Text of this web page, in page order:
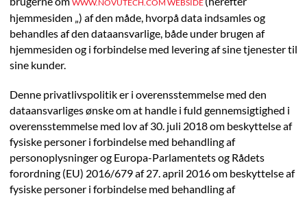
WWW.NOVUTECH.COM WEBSIDE
hjemmesiden „) af den måde, hvorpå data indsamles og
behandles af den dataansvarlige, både under brugen af
hjemmesiden og i forbindelse med levering af sine tjenester til
sine kunder.
Denne privatlivspolitik er i overensstemmelse med den
dataansvarliges ønske om at handle i fuld gennemsigtighed i
overensstemmelse med lov af 30. juli 2018 om beskyttelse af
fysiske personer i forbindelse med behandling af
personoplysninger og Europa-Parlamentets og Rådets
forordning (EU) 2016/679 af 27. april 2016 om beskyttelse af
fysiske personer i forbindelse med behandling af